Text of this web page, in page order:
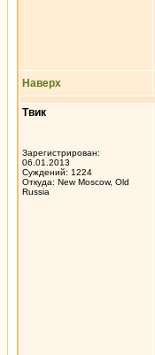
Наверх
Твик
Зарегистрирован:
06.01.2013
Суждений: 1224
Откуда: New Moscow, Old
Russia